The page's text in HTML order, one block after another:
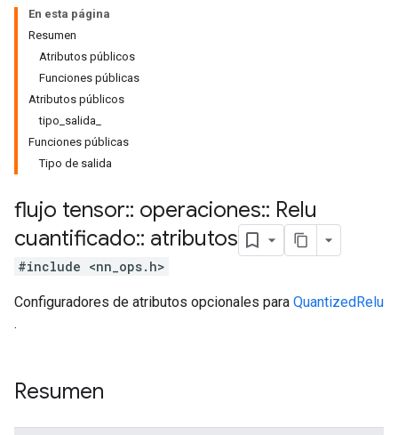
En esta página
Resumen
Atributos públicos
Funciones públicas
Atributos públicos
tipo_salida_
Funciones públicas
Tipo de salida
flujo tensor:: operaciones:: Relu
cuantificado:: atributos
#include <nn_ops.h>
Configuradores de atributos opcionales para QuantizedRelu
.
Resumen